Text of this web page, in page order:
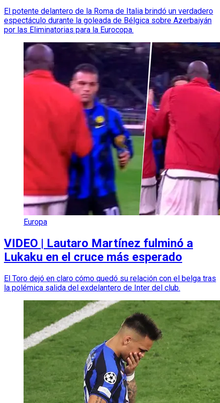
El potente delantero de la Roma de Italia brindó un verdadero
espectáculo durante la goleada de Bélgica sobre Azerbaiyán
por las Eliminatorias para la Eurocopa.
Europa
VIDEO | Lautaro Martínez fulminó a
Lukaku en el cruce más esperado
El Toro dejó en claro cómo quedó su relación con el belga tras
la polémica salida del exdelantero de Inter del club.